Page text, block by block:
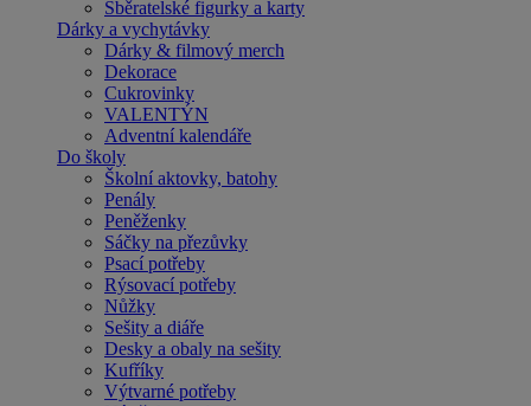
Sběratelské figurky a karty
Dárky a vychytávky
Dárky & filmový merch
Dekorace
Cukrovinky
VALENTÝN
Adventní kalendáře
Do školy
Školní aktovky, batohy
Penály
Peněženky
Sáčky na přezůvky
Psací potřeby
Rýsovací potřeby
Nůžky
Sešity a diáře
Desky a obaly na sešity
Kufříky
Výtvarné potřeby